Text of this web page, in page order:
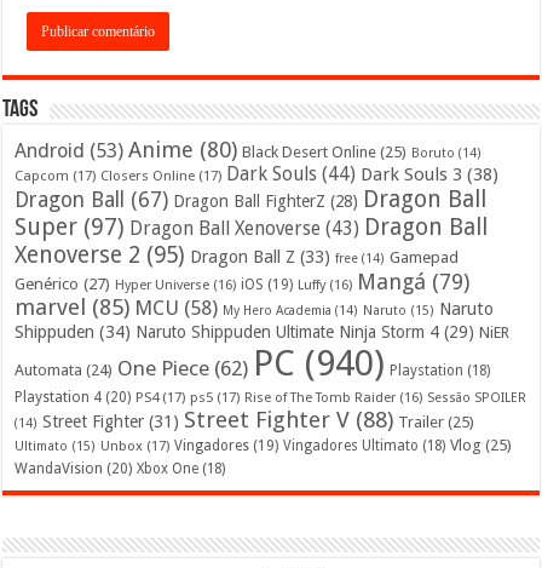
Tags
Android (53) Anime (80) Black Desert Online (25) Boruto (14)
Capcom (17) Closers Online (17) Dark Souls (44) Dark Souls 3 (38)
Dragon Ball (67) Dragon Ball FighterZ (28) Dragon Ball
Super (97) Dragon Ball Xenoverse (43) Dragon Ball
Xenoverse 2 (95) Dragon Ball Z (33) free (14) Gamepad
Genérico (27) Hyper Universe (16) iOS (19) Luffy(16) Mangá (79)
marvel (85) MCU (58) My Hero Academia (14) Naruto (15) Naruto
Shippuden (34) Naruto Shippuden Ultimate Ninja Storm 4 (29) NiER
Automata (24) One Piece (62) PC (940) Playstation (18)
Playstation 4 (20) PS4(17) ps5 (17) Rise of The Tomb Raider (16) Sessão SPOILER
(14) Street Fighter (31) Street Fighter V (88) Trailer (25)
Ultimato (15) Unbox (17) Vingadores (19) Vingadores Ultimato (18) Vlog (25)
WandaVision (20) Xbox One (18)